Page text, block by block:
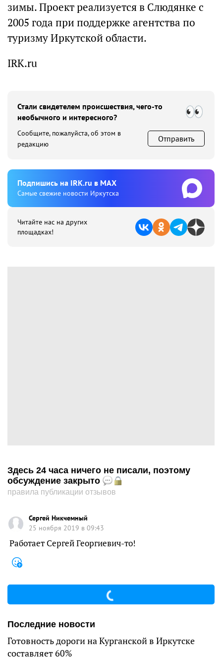
зимы. Проект реализуется в Слюдянке с
2005 года при поддержке агентства по
туризму Иркутской области.
IRK.ru
Стали свидетелем происшествия, чего-то
необычного и интересного?
Сообщите, пожалуйста, об этом в
редакцию
Отправить
Подпишиcь на IRK.ru в MAX
Cамые свежие новости Иркутска
Читайте нас на других
площадках!
Здесь 24 часа ничего не писали, поэтому
обсуждение закрыто
правила публикации отзывов
Сергей Никчемный
25 ноября 2019 в 09:43
Работает Сергей Георгиевич-то!
Последние новости
Готовность дороги на Курганской в Иркутске
составляет 60%